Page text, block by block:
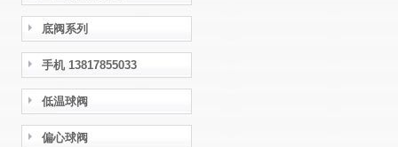
底阀系列
手机 13817855033
低温球阀
偏心球阀